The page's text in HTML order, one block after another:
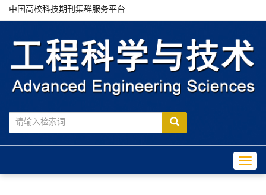
中国高校科技期刊集群服务平台